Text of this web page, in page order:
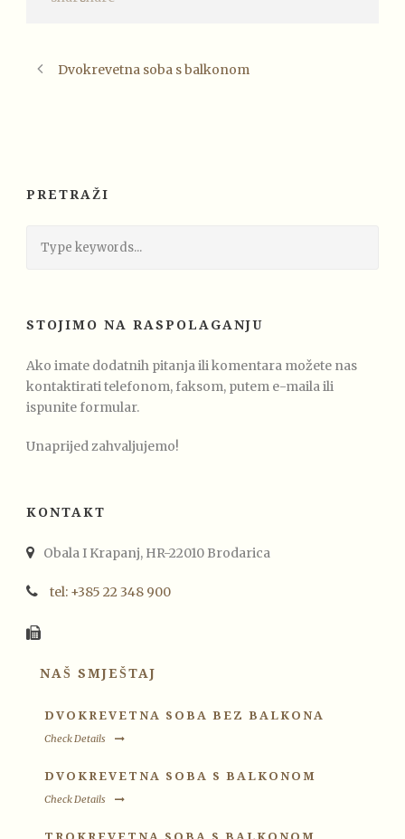
Dvokrevetna soba s balkonom
PRETRAŽI
STOJIMO NA RASPOLAGANJU
Ako imate dodatnih pitanja ili komentara možete nas
kontaktirati telefonom, faksom, putem e-maila ili
ispunite formular.
Unaprijed zahvaljujemo!
KONTAKT
Obala I Krapanj, HR-22010 Brodarica
tel: +385 22 348 900
NAŠ SMJEŠTAJ
DVOKREVETNA SOBA BEZ BALKONA
Check Details
DVOKREVETNA SOBA S BALKONOM
Check Details